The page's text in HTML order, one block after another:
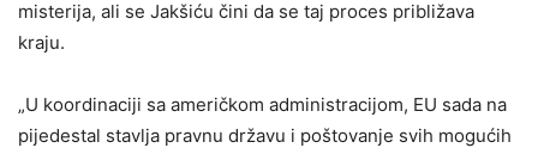
misterija, ali se Jakšiću čini da se taj proces približava
kraju.
„U koordinaciji sa američkom administracijom, EU sada na
pijedestal stavlja pravnu državu i poštovanje svih mogućih